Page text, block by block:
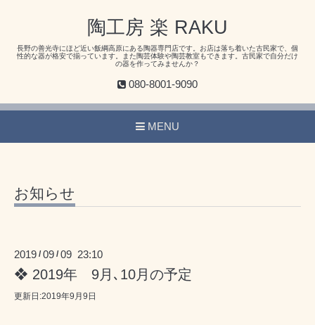
陶工房 楽 RAKU
長野の善光寺にほど近い飯綱高原にある陶器専門店です。お店は落ち着いた古民家で、個
性的な器が格安で揃っています。また陶芸体験や陶芸教室もできます。古民家で自分だけ
の器を作ってみませんか？
080-8001-9090
MENU
お知らせ
2019 /09 /09 23:10
❖ 2019年 9月､10月の予定
更新日:2019年9月9日